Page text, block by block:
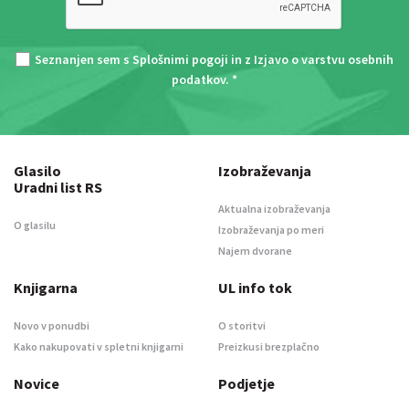
Seznanjen sem s Splošnimi pogoji in z Izjavo o varstvu osebnih
podatkov. *
Glasilo
Uradni list RS
O glasilu
Izobraževanja
Aktualna izobraževanja
Izobraževanja po meri
Najem dvorane
Knjigarna
Novo v ponudbi
Kako nakupovati v spletni knjigarni
UL info tok
O storitvi
Preizkusi brezplačno
Novice Podjetje